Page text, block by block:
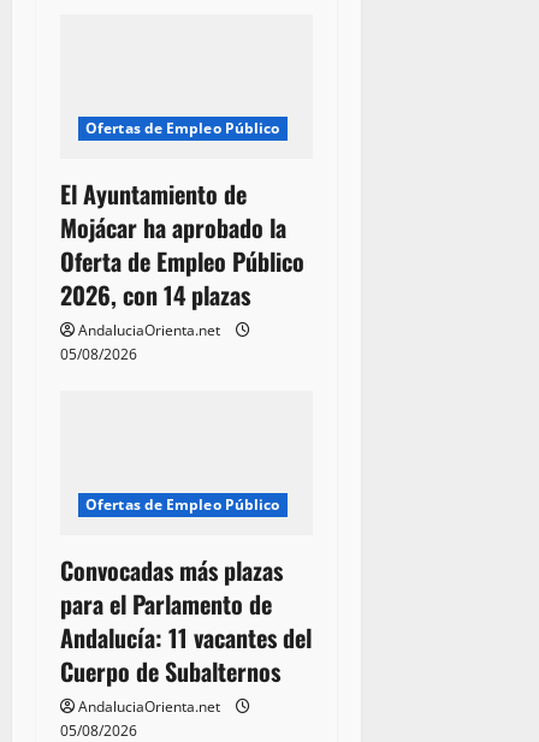
Ofertas de Empleo Público
El Ayuntamiento de
Mojácar ha aprobado la
Oferta de Empleo Público
2026, con 14 plazas
AndaluciaOrienta.net
05/08/2026
Ofertas de Empleo Público
Convocadas más plazas
para el Parlamento de
Andalucía: 11 vacantes del
Cuerpo de Subalternos
AndaluciaOrienta.net
05/08/2026